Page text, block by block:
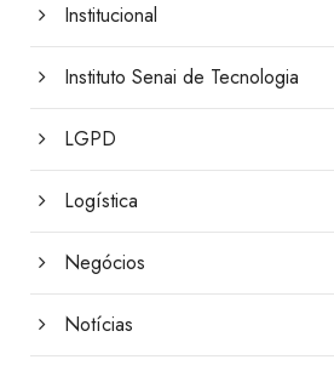
Institucional
Instituto Senai de Tecnologia
LGPD
Logística
Negócios
Notícias